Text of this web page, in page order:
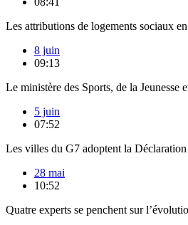
Les attributions de logements sociaux
8 juin
09:13
Le ministère des Sports, de la Jeunesse
5 juin
07:52
Les villes du G7 adoptent la
28 mai
10:52
Quatre experts se penchent sur